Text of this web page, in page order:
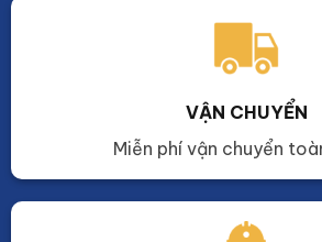
VẬN CHUYỂN
Miễn phí vận chuyển